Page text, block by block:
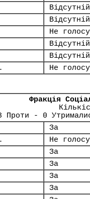
Відсутній
Відсутній
Не
Відсутній
Відсутній
Не
Фракція
Проти - 0
За
Не
За
За
За
За